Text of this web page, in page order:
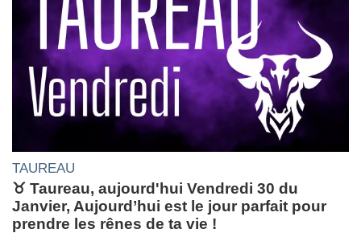
TAUREAU
♉ Taureau, aujourd'hui Vendredi 30 du
Janvier, Aujourd’hui est le jour parfait pour
prendre les rênes de ta vie !